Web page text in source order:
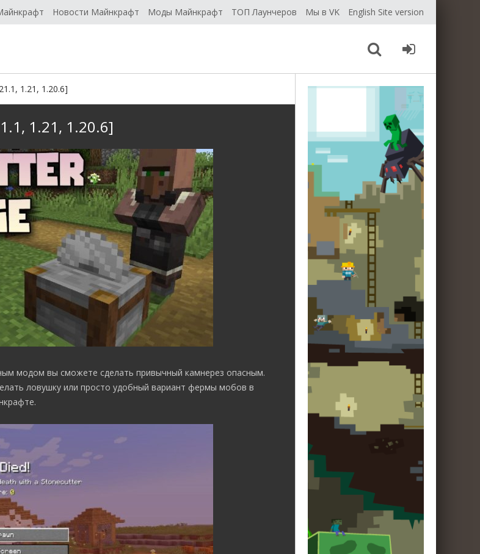
Новости Майнкрафт Моды Майнкрафт ТОП Лаунчеров Мы в VK English Site version
1.21, 1.20.6]
1.21, 1.20.6]
модом вы сможете сделать привычный камнерез опасным.
ловушку или просто удобный вариант фермы мобов в